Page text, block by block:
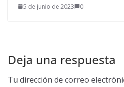
5 de junio de 2023 0
Deja una respuesta
Tu dirección de correo